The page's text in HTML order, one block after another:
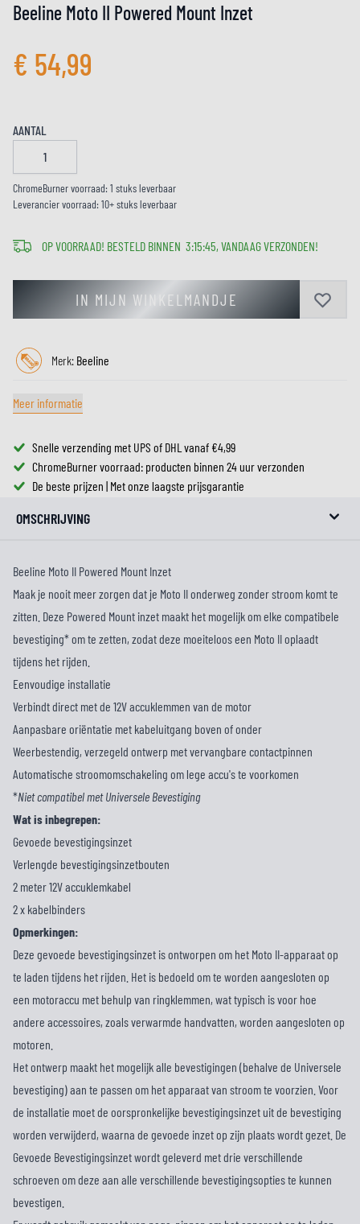
Beeline Moto II Powered Mount Inzet
€ 54,99
AANTAL
ChromeBurner voorraad: 1 stuks leverbaar
Leverancier voorraad: 10+ stuks leverbaar
OP VOORRAAD! BESTELD BINNEN 3:15:45, VANDAAG VERZONDEN!
IN MIJN WINKELMANDJE
Merk: Beeline
Meer informatie
Snelle verzending met UPS of DHL vanaf €4,99
ChromeBurner voorraad: producten binnen 24 uur verzonden
De beste prijzen | Met onze laagste prijsgarantie
OMSCHRIJVING
Beeline Moto II Powered Mount Inzet
Maak je nooit meer zorgen dat je Moto II onderweg zonder stroom komt te
zitten. Deze Powered Mount inzet maakt het mogelijk om elke compatibele
bevestiging* om te zetten, zodat deze moeiteloos een Moto II oplaadt
tijdens het rijden.
Eenvoudige installatie
Verbindt direct met de 12V accuklemmen van de motor
Aanpasbare oriëntatie met kabeluitgang boven of onder
Weerbestendig, verzegeld ontwerp met vervangbare contactpinnen
Automatische stroomomschakeling om lege accu's te voorkomen
*Niet compatibel met Universele Bevestiging
Wat is inbegrepen:
Gevoede bevestigingsinzet
Verlengde bevestigingsinzetbouten
2 meter 12V accuklemkabel
2 x kabelbinders
Opmerkingen:
Deze gevoede bevestigingsinzet is ontworpen om het Moto II-apparaat op
te laden tijdens het rijden. Het is bedoeld om te worden aangesloten op
een motoraccu met behulp van ringklemmen, wat typisch is voor hoe
andere accessoires, zoals verwarmde handvatten, worden aangesloten op
motoren.
Het ontwerp maakt het mogelijk alle bevestigingen (behalve de Universele
bevestiging) aan te passen om het apparaat van stroom te voorzien. Voor
de installatie moet de oorspronkelijke bevestigingsinzet uit de bevestiging
worden verwijderd, waarna de gevoede inzet op zijn plaats wordt gezet. De
Gevoede Bevestigingsinzet wordt geleverd met drie verschillende
schroeven om deze aan alle verschillende bevestigingsopties te kunnen
bevestigen.